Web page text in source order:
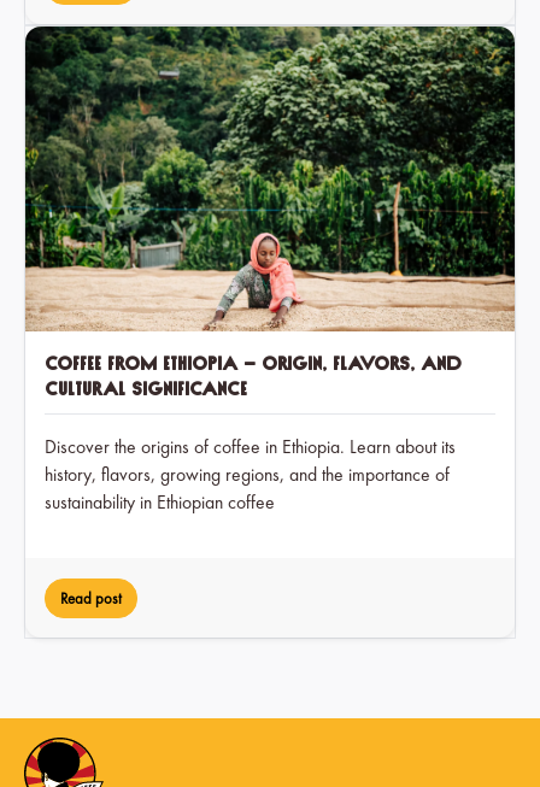
Coffee from Ethiopia – Origin, Flavors, and
Cultural Significance
Discover the origins of coffee in Ethiopia. Learn about its
history, flavors, growing regions, and the importance of
sustainability in Ethiopian coffee
Read post